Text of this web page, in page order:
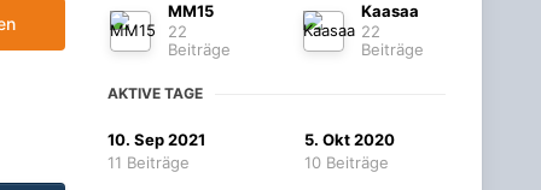
MM15
22
Beiträge
Kaasaa
22
Beiträge
AKTIVE TAGE
10. Sep 2021
11 Beiträge
5. Okt 2020
10 Beiträge